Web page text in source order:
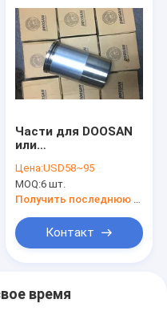
Части для DOOSAN
или
для
doosan,65.01201-
0312,65.01201-
0049,65.01201-0051
Цена:USD58~95
MOQ:6 шт.
Получить последнюю цену
Контакт
время